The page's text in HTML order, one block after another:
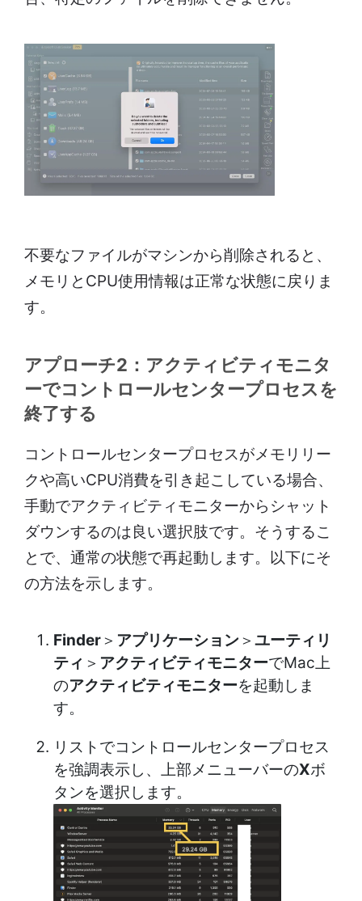
不要なファイルがマシンから削除されると、
メモリとCPU使用情報は正常な状態に戻りま
す。
アプローチ2：アクティビティモニタ
ーでコントロールセンタープロセスを
終了する
コントロールセンタープロセスがメモリリー
クや高いCPU消費を引き起こしている場合、
手動でアクティビティモニターからシャット
ダウンするのは良い選択肢です。そうするこ
とで、通常の状態で再起動します。以下にそ
の方法を示します。
Finder＞ アプリケーション ＞ ユーティリ
ティ ＞ アクティビティモニターでMac上
のアクティビティモニターを起動しま
す。
リストでコントロールセンタープロセス
を強調表示し、上部メニューバーのXボ
タンを選択します。